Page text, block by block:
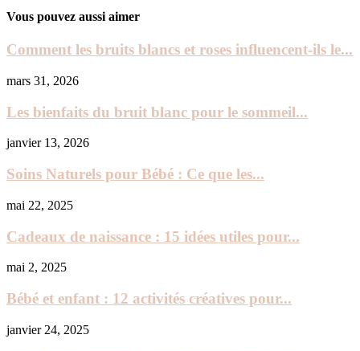
Vous pouvez aussi aimer
Comment les bruits blancs et roses influencent-ils le...
mars 31, 2026
Les bienfaits du bruit blanc pour le sommeil...
janvier 13, 2026
Soins Naturels pour Bébé : Ce que les...
mai 22, 2025
Cadeaux de naissance : 15 idées utiles pour...
mai 2, 2025
Bébé et enfant : 12 activités créatives pour...
janvier 24, 2025